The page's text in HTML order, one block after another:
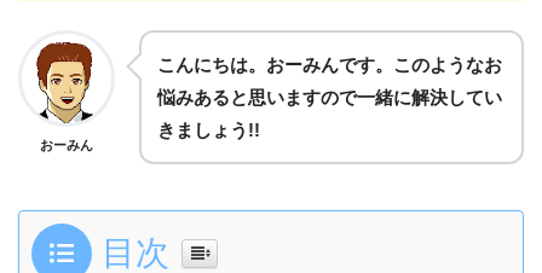
おーみん
こんにちは。おーみんです。このようなお
悩みあると思いますので一緒に解決してい
きましょう!!
目次